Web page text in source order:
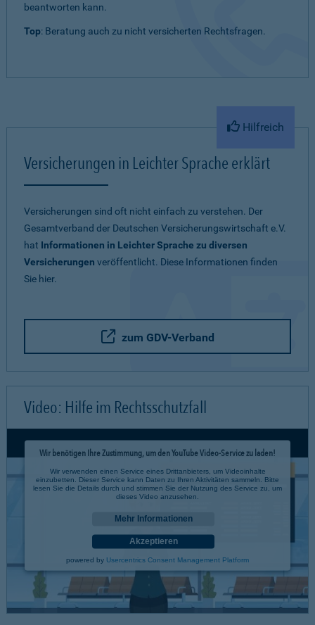
beantworten kann.
Top: Beratung auch zu nicht versicherten Rechtsfragen.
Hilfreich
Versicherungen in Leichter Sprache erklärt
Versicherungen sind oft nicht einfach zu verstehen. Der
Gesamtverband der Deutschen Versicherungswirtschaft e.V.
hat Informationen in Leichter Sprache zu diversen
Versicherungen veröffentlicht. Diese Informationen finden
Sie hier.
zum GDV-Verband
Video: Hilfe im Rechtsschutzfall
Wir benötigen Ihre Zustimmung, um den YouTube Video-Service zu laden!
Wir verwenden einen Service eines Drittanbieters, um Videoinhalte
einzubetten. Dieser Service kann Daten zu Ihren Aktivitäten sammeln. Bitte
lesen Sie die Details durch und stimmen Sie der Nutzung des Service zu, um
dieses Video anzusehen.
Mehr Informationen
Akzeptieren
powered by Usercentrics Consent Management Platform